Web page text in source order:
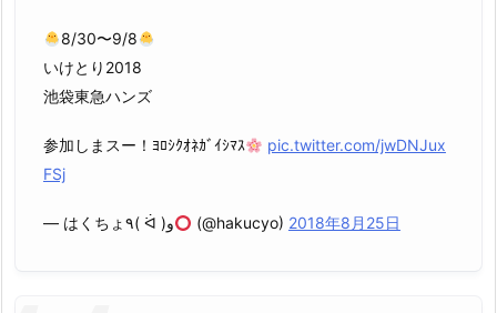
8/30〜9/8
いけとり2018
池袋東急ハンズ
参加しまスー！ﾖﾛｼｸｵﾈｶﾞｲｼﾏｽ
pic.twitter.com/jwDNJux
FSj
— はくちょ٩( ᐛ )و (@hakucyo) 2018年8月25日